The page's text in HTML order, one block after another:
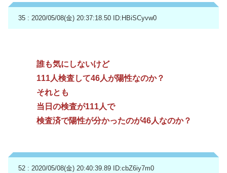
35 : 2020/05/08(金) 20:37:18.50 ID:HBiSCyvw0
誰も気にしないけど
111人検査して46人が陽性なのか？
それとも
当日の検査が111人で
検査済で陽性が分かったのが46人なのか？
52 : 2020/05/08(金) 20:40:39.89 ID:cbZ6iy7m0